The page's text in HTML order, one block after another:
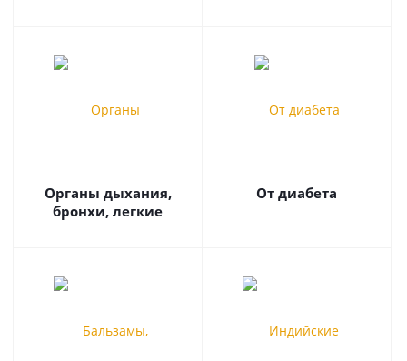
Органы дыхания,
бронхи, легкие
От диабета